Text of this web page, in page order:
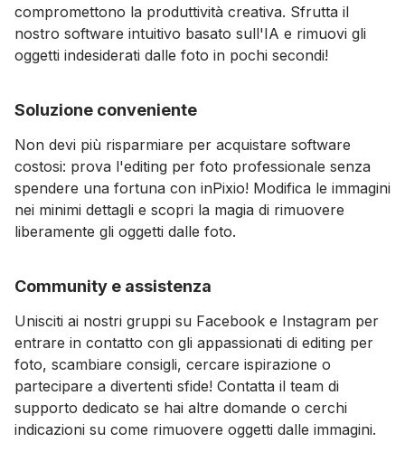
compromettono la produttività creativa. Sfrutta il
nostro software intuitivo basato sull'IA e rimuovi gli
oggetti indesiderati dalle foto in pochi secondi!
Soluzione conveniente
Non devi più risparmiare per acquistare software
costosi: prova l'editing per foto professionale senza
spendere una fortuna con inPixio! Modifica le immagini
nei minimi dettagli e scopri la magia di rimuovere
liberamente gli oggetti dalle foto.
Community e assistenza
Unisciti ai nostri gruppi su Facebook e Instagram per
entrare in contatto con gli appassionati di editing per
foto, scambiare consigli, cercare ispirazione o
partecipare a divertenti sfide! Contatta il team di
supporto dedicato se hai altre domande o cerchi
indicazioni su come rimuovere oggetti dalle immagini.